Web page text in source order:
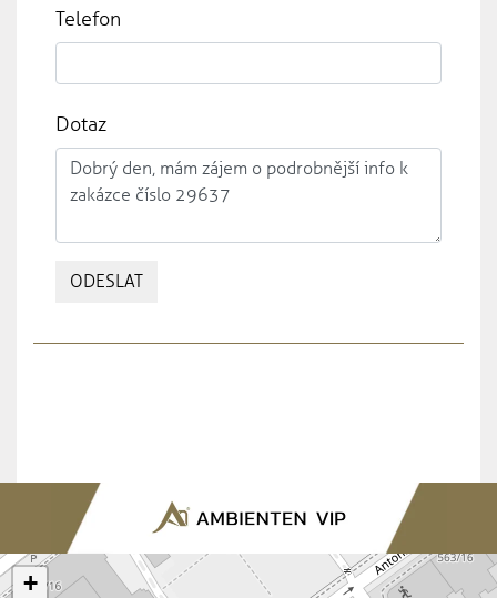
Telefon
Dotaz
ODESLAT
+